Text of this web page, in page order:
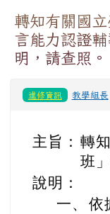
轉知有關國
言能力認證
明，請查照。
進修資訊 教學組長
主旨： 轉
班
說明：
一、 依